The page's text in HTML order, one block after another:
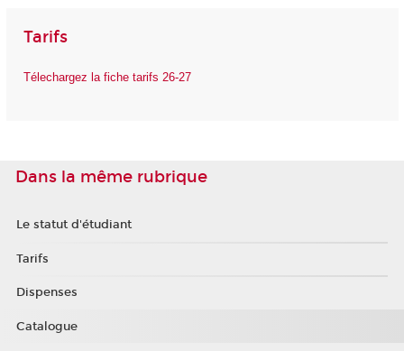
Tarifs
Télechargez la fiche tarifs 26-27
Dans la même rubrique
Le statut d'étudiant
Tarifs
Dispenses
Catalogue